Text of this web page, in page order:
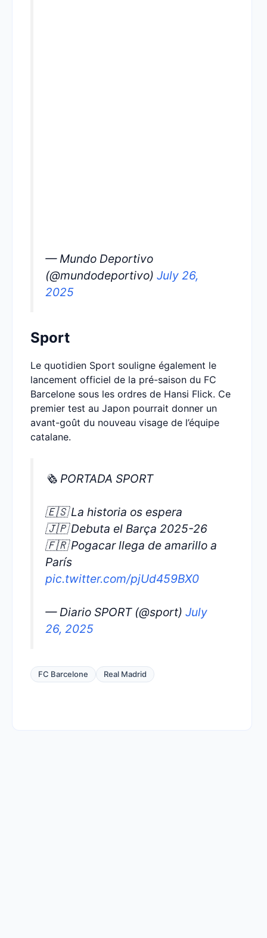
— Mundo Deportivo
(@mundodeportivo) July 26,
2025
Sport
Le quotidien Sport souligne également le
lancement officiel de la pré-saison du FC
Barcelone sous les ordres de Hansi Flick. Ce
premier test au Japon pourrait donner un
avant-goût du nouveau visage de l’équipe
catalane.
🗞️ PORTADA SPORT
🇪🇸 La historia os espera
🇯🇵 Debuta el Barça 2025-26
🇫🇷 Pogacar llega de amarillo a
París
pic.twitter.com/pjUd459BX0
— Diario SPORT (@sport) July
26, 2025
FC Barcelone Real Madrid